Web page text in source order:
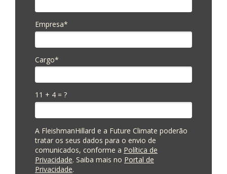
Empresa*
Cargo*
11 + 4 = ?
A FleishmanHillard e a Future Climate poderão
tratar os seus dados para o envio de
comunicados, conforme a Política de
Privacidade. Saiba mais no Portal de
Privacidade.